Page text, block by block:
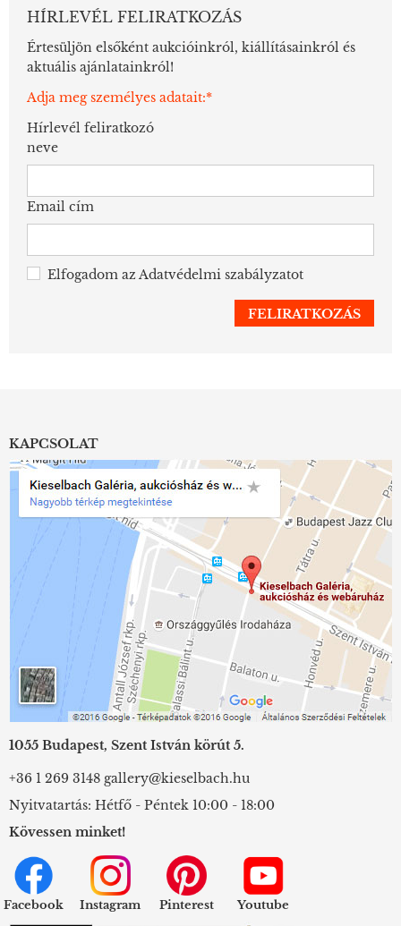
HÍRLEVÉL FELIRATKOZÁS
Értesüljön elsőként aukcióinkról, kiállításainkról és
aktuális ajánlatainkról!
Adja meg személyes adatait:*
Hírlevél feliratkozó
neve
Email cím
Elfogadom azAdatvédelmi szabályzatot
KAPCSOLAT
1055 Budapest, Szent István körút 5.
+36 1 269 3148 gallery@kieselbach.hu
Nyitvatartás: Hétfő - Péntek 10:00 - 18:00
Kövessen minket!
Facebook Instagram Pinterest Youtube